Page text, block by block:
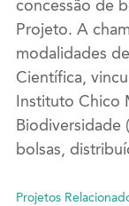
concessão de
Projeto. A
modalidades
Científica,
Instituto Chico
Biodiversidade
bolsas,
Projetos